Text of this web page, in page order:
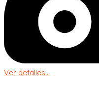
Ver detalles...